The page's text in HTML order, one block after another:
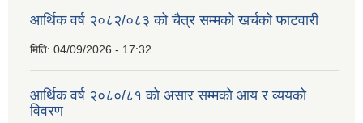
आर्थिक वर्ष २०८२/०८३ को चैत्र सम्मको खर्चको फाटवारी
मिति: 04/09/2026 - 17:32
आर्थिक वर्ष २०८०/८१ को असार सम्मको आय र व्ययको
विवरण